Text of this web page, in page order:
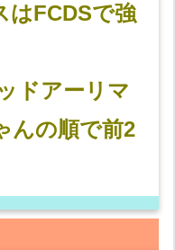
はFCDSで強
ドアーリマ
んの順で前2